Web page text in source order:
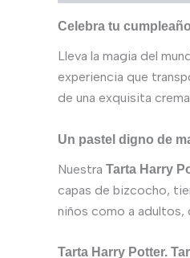
Celebra tu
Lleva la magia del
experiencia que
de una exquisita
Un pastel digno de
Nuestra Tarta Harry
capas de bizcocho,
niños como a adultos,
Tarta Harry Potter.